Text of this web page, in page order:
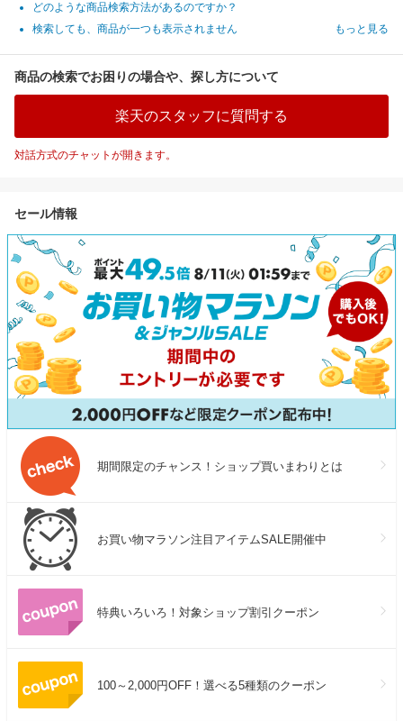
どのような商品検索方法があるのですか？
検索しても、商品が一つも表示されません
もっと見る
商品の検索でお困りの場合や、探し方について
楽天のスタッフに質問する
対話方式のチャットが開きます。
セール情報
期間限定のチャンス！ショップ買いまわりとは
お買い物マラソン注目アイテムSALE開催中
特典いろいろ！対象ショップ割引クーポン
100～2,000円OFF！選べる5種類のクーポン